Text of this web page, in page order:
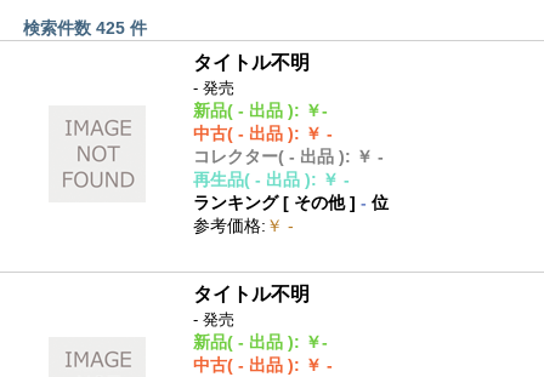
検索件数 425 件
タイトル不明
- 発売
新品( - 出品 ): ￥-
中古( - 出品 ): ￥ -
コレクター( - 出品 ): ￥ -
再生品( - 出品 ): ￥ -
ランキング [ その他]- 位
参考価格: ￥ -
タイトル不明
- 発売
新品( - 出品 ): ￥-
中古( - 出品 ): ￥ -